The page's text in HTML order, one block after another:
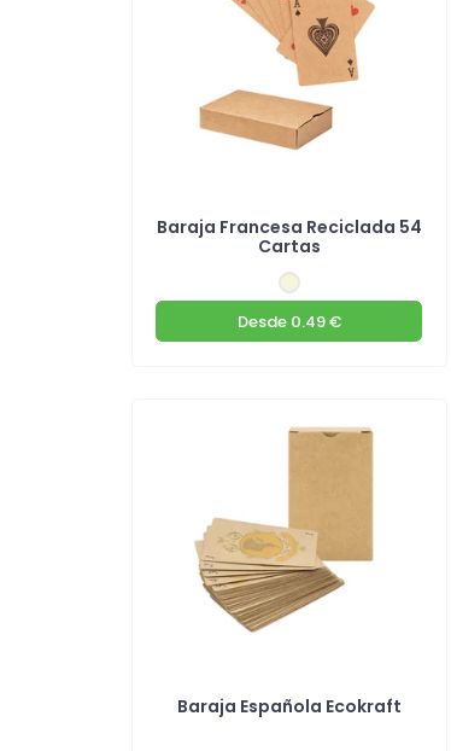
Baraja Francesa Reciclada 54
Cartas
Desde0.49 €
Baraja Española Ecokraft